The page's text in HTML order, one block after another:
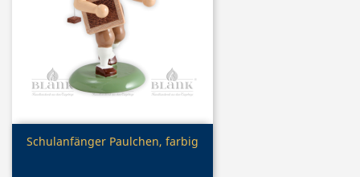
Vorschau
Schulanfänger Paulchen, farbig